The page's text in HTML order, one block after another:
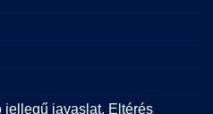
jellegű javaslat, Eltérés